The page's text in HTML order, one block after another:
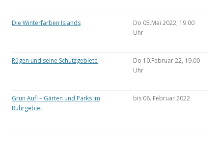
Die Winterfarben Islands
Do 05.Mai 2022, 19.00
Uhr
Rügen und seine Schutzgebiete
Do 10.Februar 22, 19.00
Uhr
Grün Auf! – Gärten und Parks im
Ruhrgebiet
bis 06. Februar 2022